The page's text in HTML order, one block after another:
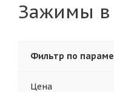
Зажимы в
Фильтр по
Цена